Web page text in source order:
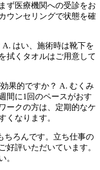
ず医療機関への受診をお
ウンセリングで状態を確
はい、施術時は靴下を
拭くタオルはご用意して
果的ですか？ A. むくみ
間に1回のペースがおす
ークの方は、定期的なケ
くなります。
ちろんです。立ち仕事の
好評いただいています。
。